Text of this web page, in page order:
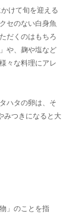
かけて旬を迎える
セのない白身魚
だくのはもちろ
や、麹や塩など
々な料理にアレ
ハタの卵は、そ
みつきになると大
」のことを指